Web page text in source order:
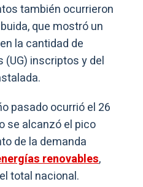
también ocurrieron
que mostró un
la cantidad de
(UG) inscriptos y del
pasado ocurrió el 26
se alcanzó el pico
de la demanda
renovables,
total nacional.